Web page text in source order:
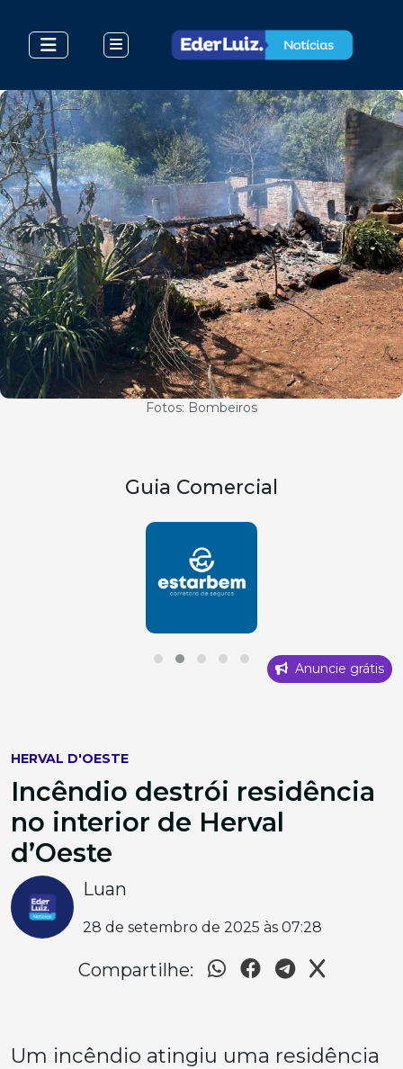
Fotos: Bombeiros
Guia Comercial
Anuncie grátis
HERVAL D'OESTE
Incêndio destrói residência
no interior de Herval
d’Oeste
Luan
28 de setembro de 2025 às 07:28
Compartilhe:
Um incêndio atingiu uma residência